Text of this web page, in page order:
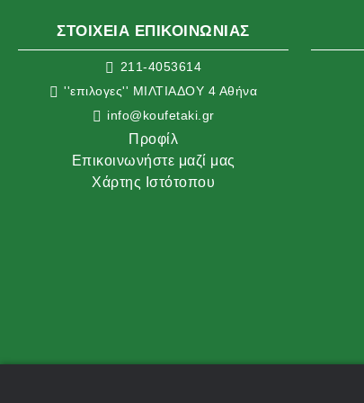
ΣΤΟΙΧΕΙΑ ΕΠΙΚΟΙΝΩΝΙΑΣ
211-4053614
''επιλογες'' ΜΙΛΤΙΑΔΟΥ 4 Αθήνα
info@koufetaki.gr
Προφίλ
Επικοινωνήστε μαζί μας
Χάρτης Ιστότοπου